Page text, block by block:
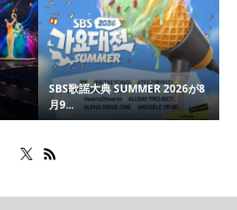
SBS歌謡大典 SUMMER 2026が8
月9...